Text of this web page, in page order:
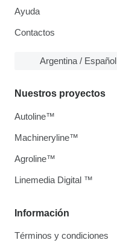
Ayuda
Contactos
Argentina / Español
Información
Términos y condiciones
Nuestros proyectos
Autoline™
Machineryline™
Agroline™
Linemedia Digital ™